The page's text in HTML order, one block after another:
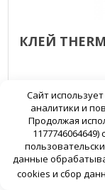
КЛЕЙ
Сайт
аналитики и
Продолжая
данные
cookies и сбор